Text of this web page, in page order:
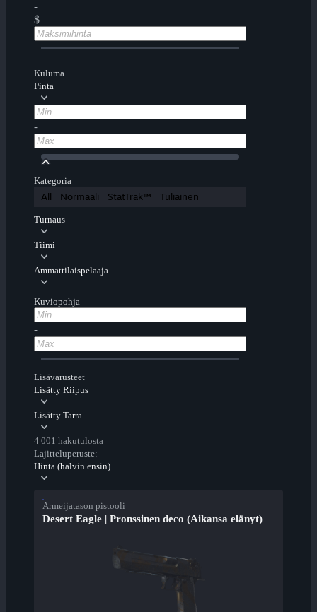
-
$
Kuluma
Pinta
-
Kategoria
All Normaali StatTrak™ Tuliainen
Turnaus
Tiimi
Ammattilaispelaaja
Kuviopohja
-
Lisävarusteet
Lisätty Riipus
Lisätty Tarra
4 001 hakutulosta
Lajitteluperuste:
Hinta (halvin ensin)
Armeijatason pistooli
Desert Eagle | Pronssinen deco (Aikansa elänyt)